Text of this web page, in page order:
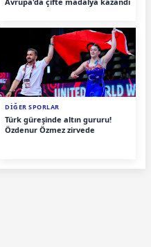
DİĞER SPORLAR
Türk güreşinde altın gururu!
Özdenur Özmez zirvede